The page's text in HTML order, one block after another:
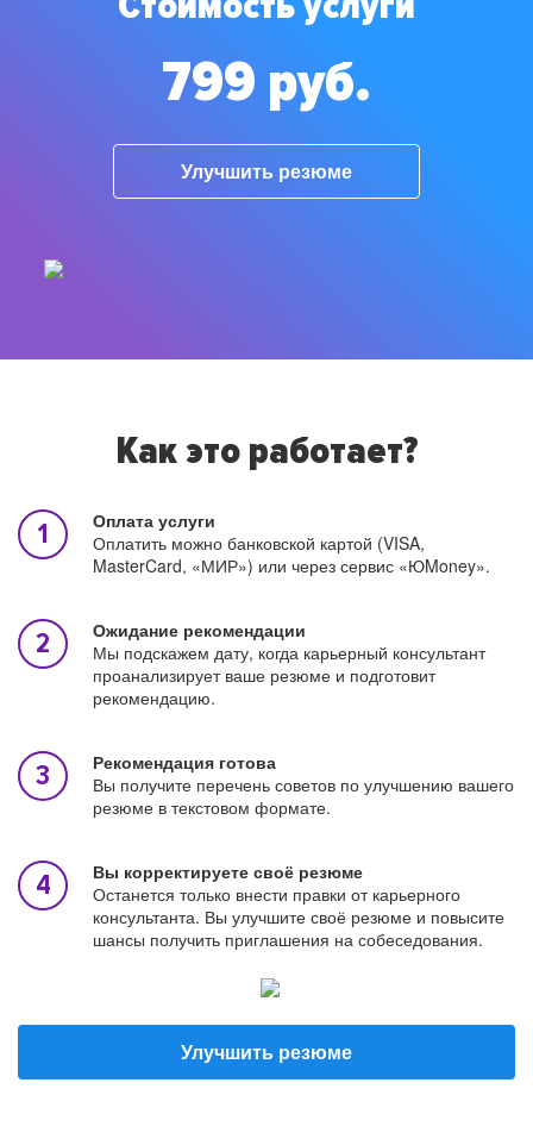
799 руб.
Улучшить резюме
Как это работает?
Оплата услуги
Оплатить можно банковской картой (VISA,
MasterCard, «МИР») или через сервис «ЮMoney».
Ожидание рекомендации
Мы подскажем дату, когда карьерный консультант
проанализирует ваше резюме и подготовит
рекомендацию.
Рекомендация готова
Вы получите перечень советов по улучшению вашего
резюме в текстовом формате.
Вы корректируете своё резюме
Останется только внести правки от карьерного
консультанта. Вы улучшите своё резюме и повысите
шансы получить приглашения на собеседования.
Улучшить резюме